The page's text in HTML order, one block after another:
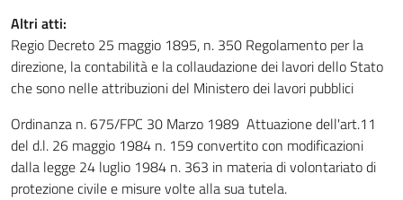
Altri atti:
Regio Decreto 25 maggio 1895, n. 350 Regolamento per la
direzione, la contabilità e la collaudazione dei lavori dello Stato
che sono nelle attribuzioni del Ministero dei lavori pubblici
Ordinanza n. 675/FPC 30 Marzo 1989 Attuazione dell'art.11
del d.l. 26 maggio 1984 n. 159 convertito con modificazioni
dalla legge 24 luglio 1984 n. 363 in materia di volontariato di
protezione civile e misure volte alla sua tutela.